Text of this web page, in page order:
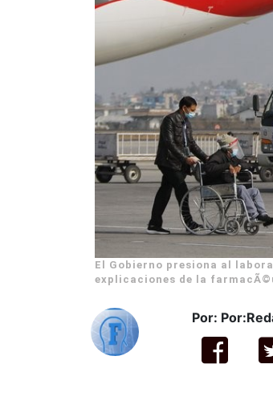
El Gobierno presiona al
explicaciones de la
Por: